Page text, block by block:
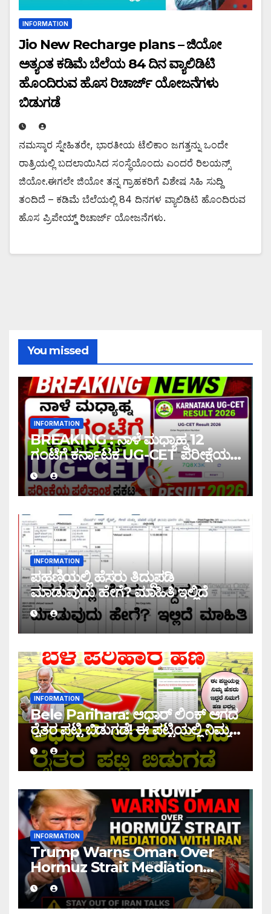
INFORMATION
Jio New Recharge plans – ಜಿಯೋ
ಅತ್ಯಂತ ಕಡಿಮೆ ಬೆಲೆಯ 84 ದಿನ ವ್ಯಾಲಿಡಿಟಿ
ಹೊಂದಿರುವ ಹೊಸ ರಿಚಾರ್ಜ್ ಯೋಜನೆಗಳು
ಬಿಡುಗಡೆ
ನಮಸ್ಕಾರ ಸ್ನೇಹಿತರೇ, ಭಾರತೀಯ ಟೆಲಿಕಾಂ ಜಗತ್ತನ್ನು ಒಂದೇ
ರಾತ್ರಿಯಲ್ಲಿ ಬದಲಾಯಿಸಿದ ಸಂಸ್ಥೆಯೊಂದು ಎಂದರೆ ರಿಲಯನ್ಸ್
ಜಿಯೋ.ಈಗಲೇ ಜಿಯೋ ತನ್ನ ಗ್ರಾಹಕರಿಗೆ ವಿಶೇಷ ಸಿಹಿ ಸುದ್ದಿ
ತಂದಿದೆ – ಕಡಿಮೆ ಬೆಲೆಯಲ್ಲಿ 84 ದಿನಗಳ ವ್ಯಾಲಿಡಿಟಿ ಹೊಂದಿರುವ
ಹೊಸ ಪ್ರಿಪೇಯ್ಡ್ ರಿಚಾರ್ಜ್ ಯೋಜನೆಗಳು.
You missed
INFORMATION
BREAKING : ನಾಳೆ ಮಧ್ಯಾಹ್ನ 12
ಗಂಟೆಗೆ ಕರ್ನಾಟಕ UG-CET ಪರೀಕ್ಷೆಯ
ಫಲಿತಾಂಶ ಪ್ರಕಟ |UG-CET Result
2026
INFORMATION
ಪಹಣಿಯಲ್ಲಿ ಹೆಸರು ತಿದ್ದುಪಡಿ
ಮಾಡುವುದು ಹೇಗೆ? ಮಾಹಿತಿ ಇಲ್ಲಿದೆ
INFORMATION
Bele Parihara: ಆಧಾರ್ ಲಿಂಕ್ ಆಗದ
ರೈತರ ಪಟ್ಟಿ ಬಿಡುಗಡೆ! ಈ ಪಟ್ಟಿಯಲ್ಲಿ ನಿಮ್ಮ
ಹೆಸರು ಇದ್ದರೆ ನಿಮಗೆ ಹಣ ಜಮಾ ಆಗಲ್ಲ !
INFORMATION
Trump Warns Oman Over
Hormuz Strait Mediation
With Iran